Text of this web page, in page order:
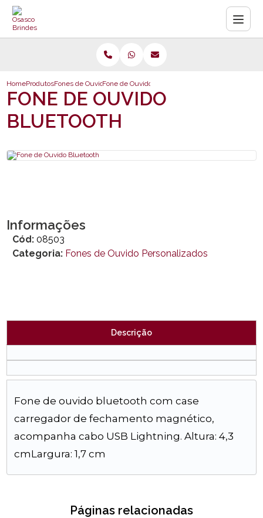
HomeProdutosFones de Ouvido Personalizados
Fone de Ouvido Bluetooth
FONE DE OUVIDO
BLUETOOTH
Informações
Cód: 08503
Categoria: Fones de Ouvido Personalizados
Descrição
Fone de ouvido bluetooth com case
carregador de fechamento magnético,
acompanha cabo USB Lightning. Altura: 4,3
cmLargura: 1,7 cm
Páginas relacionadas